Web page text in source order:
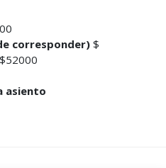
corresponder) $
$52000
asiento